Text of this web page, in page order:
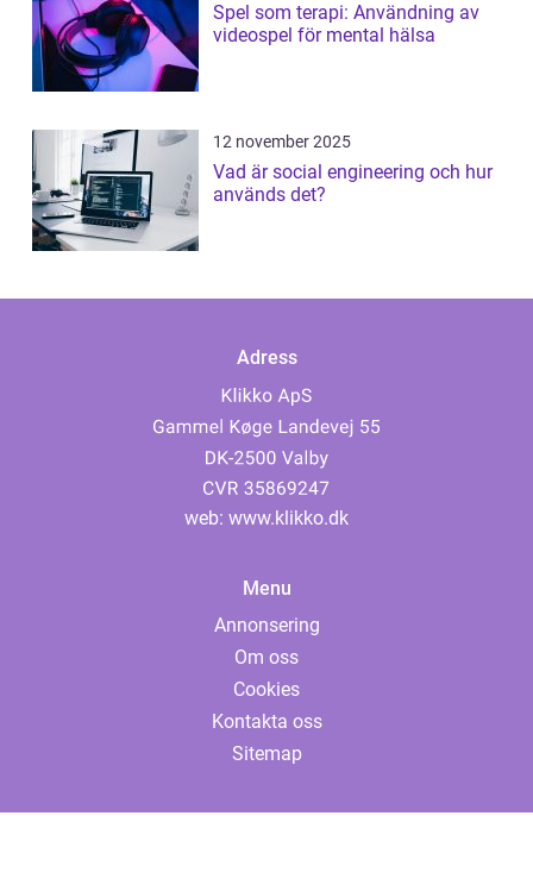
Spel som terapi: Användning av
videospel för mental hälsa
12 november 2025
Vad är social engineering och hur
används det?
Adress
web: www.klikko.dk
Menu
Annonsering
Om oss
Cookies
Kontakta oss
Sitemap